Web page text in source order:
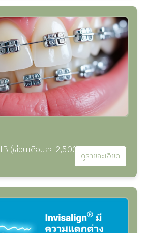
(ผ่อนเดือนละ 2,500 THB)ดูรายละเอียด